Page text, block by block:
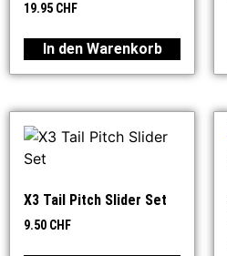
19.95 CHF
In den Warenkorb
X3 Tail Pitch Slider Set
9.50 CHF